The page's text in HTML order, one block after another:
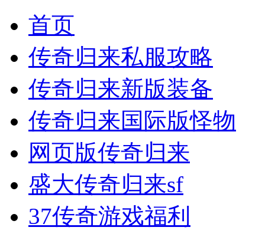
首页
传奇归来私服攻略
传奇归来新版装备
传奇归来国际版怪物
网页版传奇归来
盛大传奇归来sf
37传奇游戏福利